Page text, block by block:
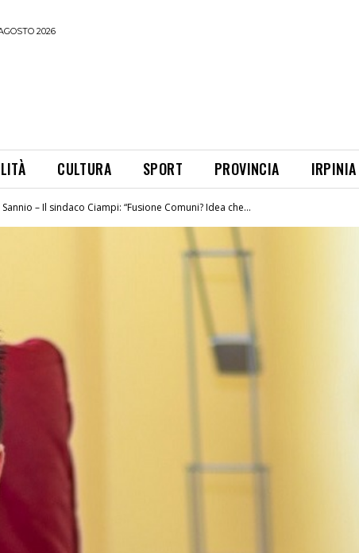
2026
CULTURA SPORT PROVINCIA IRPINIA
– Il sindaco Ciampi: “Fusione Comuni? Idea che...